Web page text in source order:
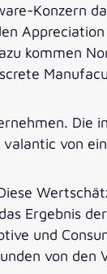
Konzern
kommen
Die
von
Ergebnis
und
von